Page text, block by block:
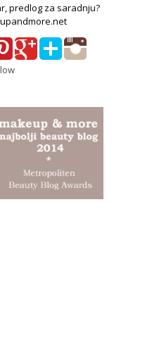
predlog za saradnju?